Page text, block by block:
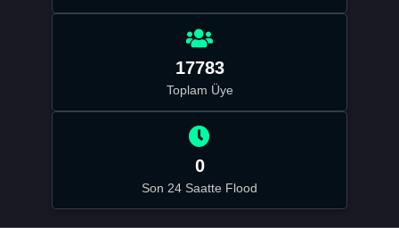
17783
Toplam Üye
0
Son 24 Saatte Flood